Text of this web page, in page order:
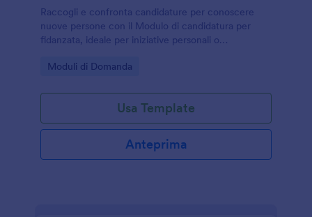
Raccogli e confronta candidature per conoscere
nuove persone con il Modulo di candidatura per
fidanzata, ideale per iniziative personali o
dati e ogni invio del modulo con Jotform.
Go to Category:
Moduli di Domanda
Usa Template
Anteprima